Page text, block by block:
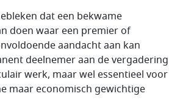
dat een bekwame
doen waar een premier of
aandacht aan kan
deelnemer aan de vergadering
werk, maar wel essentieel voor
maar economisch gewichtige